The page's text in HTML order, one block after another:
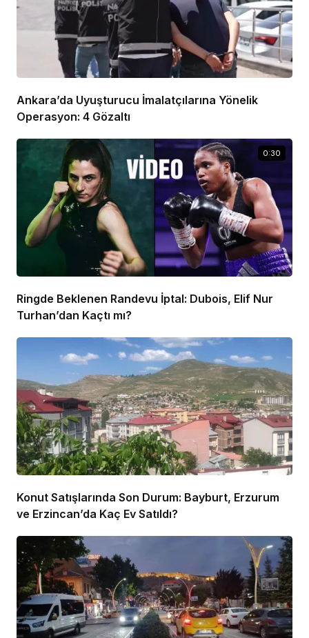
Ankara’da Uyuşturucu İmalatçılarına Yönelik
Operasyon: 4 Gözaltı
0:30
Ringde Beklenen Randevu İptal: Dubois, Elif Nur
Turhan’dan Kaçtı mı?
Konut Satışlarında Son Durum: Bayburt, Erzurum
ve Erzincan’da Kaç Ev Satıldı?